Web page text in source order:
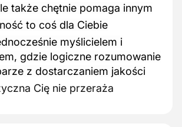
także chętnie pomaga innym
to coś dla Ciebie
myślicielem i
gdzie logiczne rozumowanie
z dostarczaniem jakości
Cię nie przeraża